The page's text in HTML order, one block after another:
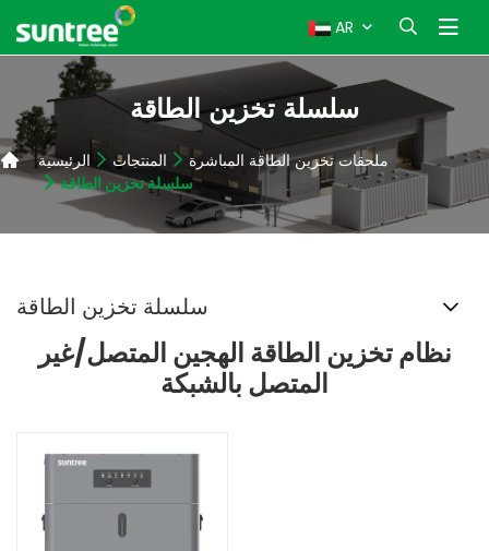
AR
سلسلة تخزين الطاقة
الرئيسية المنتجات
ملحقات تخزين الطاقة المباشرة
سلسلة تخزين الطاقة
سلسلة تخزين الطاقة
نظام تخزين الطاقة الهجين المتصل/غير
المتصل بالشبكة